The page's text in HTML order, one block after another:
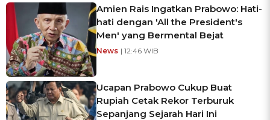
Amien Rais Ingatkan Prabowo: Hati-
hati dengan 'All the President's
Men' yang Bermental Bejat
News | 12:46 WIB
Ucapan Prabowo Cukup Buat
Rupiah Cetak Rekor Terburuk
Sepanjang Sejarah Hari Ini